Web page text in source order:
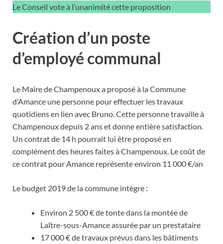
Le Conseil vote à l’unanimité cette proposition
Création d’un poste
d’employé communal
Le Maire de Champenoux a proposé à la Commune
d’Amance une personne pour effectuer les travaux
quotidiens en lien avec Bruno. Cette personne travaille à
Champenoux depuis 2 ans et donne entière satisfaction.
Un contrat de 14 h pourrait lui être proposé en
complément des heures faites à Champenoux. Le coût de
ce contrat pour Amance représente environ 11 000 €/an
Le budget 2019 de la commune intègre :
Environ 2 500 € de tonte dans la montée de
Laître-sous-Amance assurée par un prestataire
17 000 € de travaux prévus dans les bâtiments